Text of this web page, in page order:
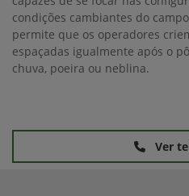
condições cambiantes do
permite que os operadores
espaçadas igualmente após o
chuva, poeira ou neblina.
Ver